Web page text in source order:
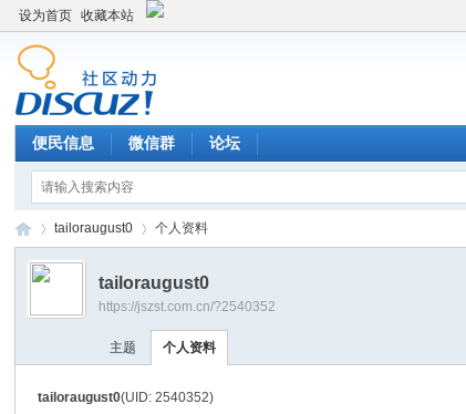
设为首页 收藏本站
便民信息 微信群 论坛
›
tailoraugust0 个人资料
tailoraugust0
https://jszst.com.cn/?2540352
主题 个人资料
tailoraugust0(UID: 2540352)